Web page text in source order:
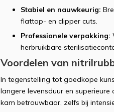
Stabiel en nauwkeurig:
flattop- en clipper cuts.
Professionele verpakking:
herbruikbare
Voordelen van
In tegenstelling tot goedkope
langere levensduur en
kam betrouwbaar, zelfs bij